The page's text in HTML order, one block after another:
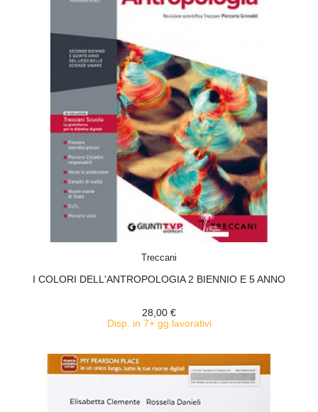
Treccani
I COLORI DELL'ANTROPOLOGIA 2 BIENNIO E 5 ANNO
28,00 €
Disp. in 7+ gg lavorativi